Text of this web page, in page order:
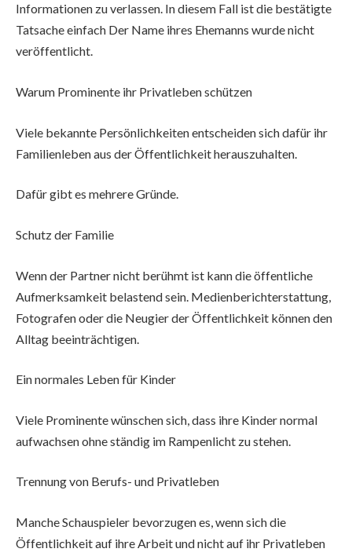
Informationen zu verlassen. In diesem Fall ist die bestätigte
Tatsache einfach Der Name ihres Ehemanns wurde nicht
veröffentlicht.
Warum Prominente ihr Privatleben schützen
Viele bekannte Persönlichkeiten entscheiden sich dafür ihr
Familienleben aus der Öffentlichkeit herauszuhalten.
Dafür gibt es mehrere Gründe.
Schutz der Familie
Wenn der Partner nicht berühmt ist kann die öffentliche
Aufmerksamkeit belastend sein. Medienberichterstattung,
Fotografen oder die Neugier der Öffentlichkeit können den
Alltag beeinträchtigen.
Ein normales Leben für Kinder
Viele Prominente wünschen sich, dass ihre Kinder normal
aufwachsen ohne ständig im Rampenlicht zu stehen.
Trennung von Berufs- und Privatleben
Manche Schauspieler bevorzugen es, wenn sich die
Öffentlichkeit auf ihre Arbeit und nicht auf ihr Privatleben